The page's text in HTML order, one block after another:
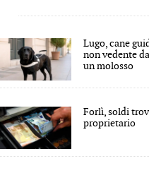
Lugo, cane
non vedente
un molosso
Forlì, soldi
proprietario